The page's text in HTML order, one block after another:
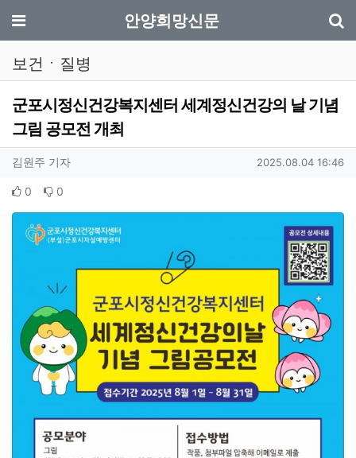
메뉴 안양희망신문
보건ㆍ질병
군포시정신건강복지센터 세계정신건강의 날 기념
그림 공모전 개최
작성자 정보
김원주 기자작성 작성일
2025.08.04 16:46
컨텐츠 정보
0 추천 0
본문